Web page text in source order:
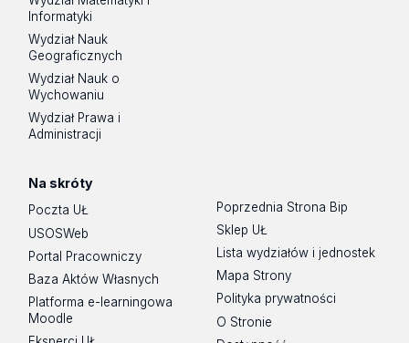
Informatyki
Wydział Nauk
Geograficznych
Wydział Nauk o
Wychowaniu
Wydział Prawa i
Administracji
Na skróty
Poczta UŁ
USOSWeb
Portal Pracowniczy
Baza Aktów Własnych
Platforma e-learningowa
Moodle
Poprzednia Strona Bip
Sklep UŁ
Lista wydziałów i jednostek
Mapa Strony
Polityka prywatności
O Stronie